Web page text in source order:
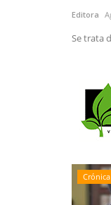
Editora
Se trata
Crónica